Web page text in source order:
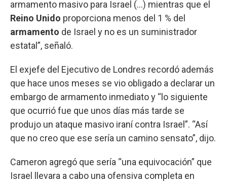
armamento masivo para Israel (...) mientras que el
Reino Unido proporciona menos del 1 % del
armamento de Israel y no es un suministrador
estatal”, señaló.
El exjefe del Ejecutivo de Londres recordó además
que hace unos meses se vio obligado a declarar un
embargo de armamento inmediato y “lo siguiente
que ocurrió fue que unos días más tarde se
produjo un ataque masivo iraní contra Israel”. “Así
que no creo que ese sería un camino sensato”, dijo.
Cameron agregó que sería “una equivocación” que
Israel llevara a cabo una ofensiva completa en